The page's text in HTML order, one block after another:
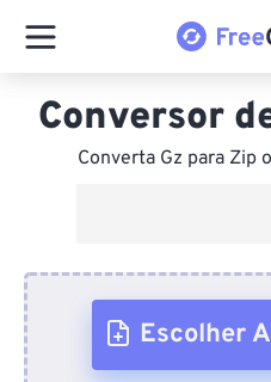
Conversor
Converta Gz para Zip
Escolher